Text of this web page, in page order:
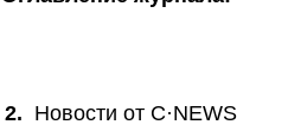
2. Новости от C·NEWS